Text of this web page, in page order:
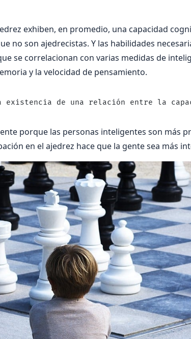
exhiben, en promedio, una capacidad
no son ajedrecistas. Y las habilidades
se correlacionan con varias medidas de
y la velocidad de pensamiento.
existencia de una relación entre la
porque las personas inteligentes son más
en el ajedrez hace que la gente sea más